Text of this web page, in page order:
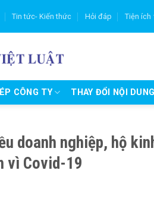
Tin tức- Kiến thức Hỏi đáp Tiện ích
CÔNG TY THAY ĐỔI NỘI
doanh nghiệp, hộ
vì Covid-19